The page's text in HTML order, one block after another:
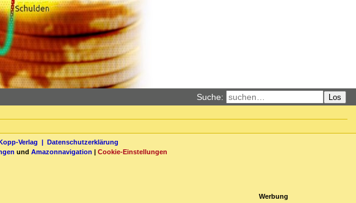
Suche: Los
Verlag | Datenschutzerklärung
und Amazonnavigation | Cookie-Einstellungen
Werbung